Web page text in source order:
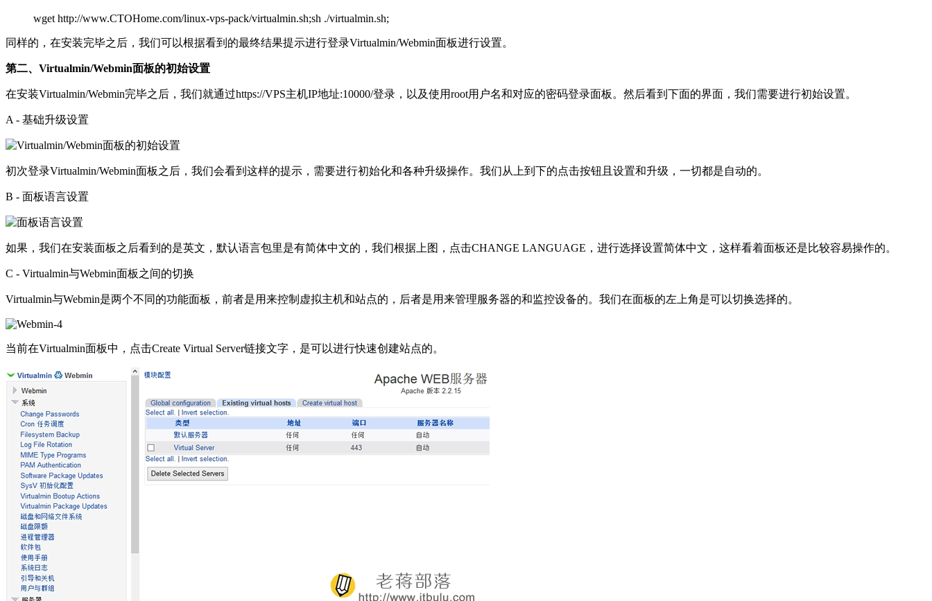
wget http://www.CTOHome.com/linux-vps-pack/virtualmin.sh;sh ./virtualmin.sh;
同样的，在安装完毕之后，我们可以根据看到的最终结果提示进行登录Virtualmin/Webmin面板进行设置。
第二、Virtualmin/Webmin面板的初始设置
在安装Virtualmin/Webmin完毕之后，我们就通过https://VPS主机IP地址:10000/登录，以及使用root用户名和对应的密码登录面板。然后看到下面的界面，我们需要进行初始设置。
A - 基础升级设置
初次登录Virtualmin/Webmin面板之后，我们会看到这样的提示，需要进行初始化和各种升级操作。我们从上到下的点击按钮且设置和升级，一切都是自动的。
B - 面板语言设置
如果，我们在安装面板之后看到的是英文，默认语言包里是有简体中文的，我们根据上图，点击CHANGE LANGUAGE，进行选择设置简体中文，这样看着面板还是比较容易操作的。
C - Virtualmin与Webmin面板之间的切换
Virtualmin与Webmin是两个不同的功能面板，前者是用来控制虚拟主机和站点的，后者是用来管理服务器的和监控设备的。我们在面板的左上角是可以切换选择的。
当前在Virtualmin面板中，点击Create Virtual Server链接文字，是可以进行快速创建站点的。